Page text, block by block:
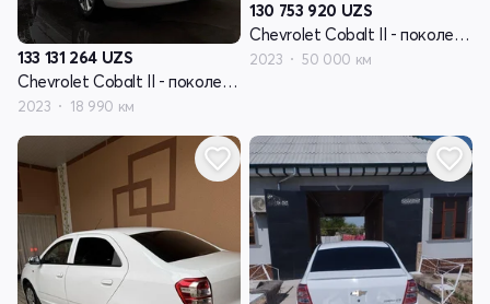
133 131 264 UZS
Chevrolet Cobalt II - поколение рестайлинг
2023 18 990 км
130 753 920 UZS
Chevrolet Cobalt II - поколение рестайлинг
2023 50 000 км